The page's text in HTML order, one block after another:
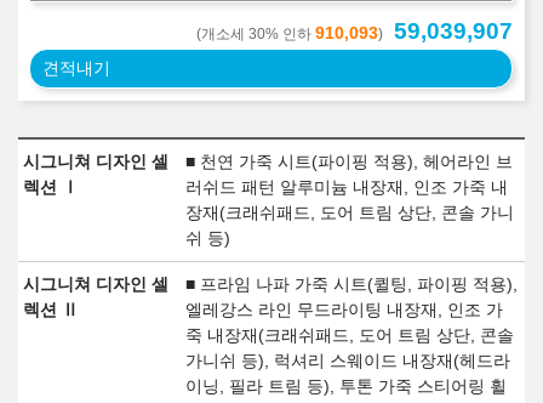
(개소세 30% 인하 910,093) 59,039,907
견적내기
시그니쳐 디자인 셀
렉션 Ⅰ
■ 천연 가죽 시트(파이핑 적용), 헤어라인 브
러쉬드 패턴 알루미늄 내장재, 인조 가죽 내
장재(크래쉬패드, 도어 트림 상단, 콘솔 가니
쉬 등)
시그니쳐 디자인 셀
렉션 Ⅱ
■ 프라임 나파 가죽 시트(퀼팅, 파이핑 적용),
엘레강스 라인 무드라이팅 내장재, 인조 가
죽 내장재(크래쉬패드, 도어 트림 상단, 콘솔
가니쉬 등), 럭셔리 스웨이드 내장재(헤드라
이닝, 필라 트림 등), 투톤 가죽 스티어링 휠